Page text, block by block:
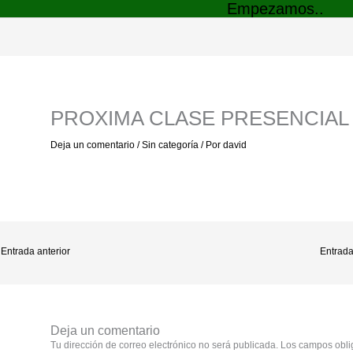
Empezamos..
PROXIMA CLASE
Deja un comentario /Sin categoría / Pordavid
anterior
Deja un comentario
Tu dirección de correo electrónico no será publicada. Los campos